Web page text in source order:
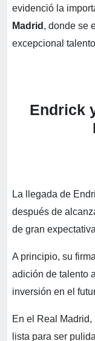
evidenció la
Madrid , donde se
excepcional
Endrick
La llegada de
después de
de gran
A principio, su
adición de talento
inversión en el
En el Real
lista para ser